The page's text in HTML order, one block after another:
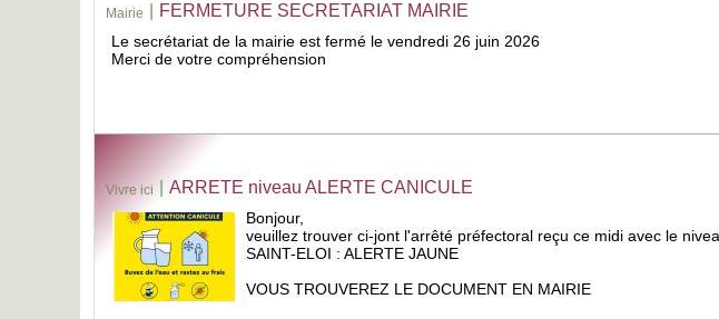
Mairie FERMETURE SECRETARIAT MAIRIE
Le secrétariat de la mairie est fermé le vendredi 26 juin 2026
Merci de votre compréhension
Vivre ici ARRETE niveau ALERTE CANICULE
Bonjour,
veuillez trouver ci-jont l'arrêté préfectoral reçu ce midi avec le
SAINT-ELOI : ALERTE JAUNE
VOUS TROUVEREZ LE DOCUMENT EN MAIRIE